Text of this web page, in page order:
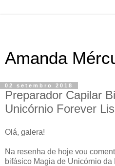
Amanda
02 setembro 2018
Preparador Capilar
Unicórnio Forever
Olá, galera!
Na resenha de hoje vou
bifásico Magia de Unicórnio